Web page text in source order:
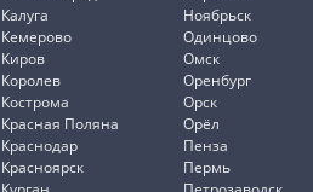
Калуга
Кемерово
Киров
Королев
Кострома
Красная Поляна
Краснодар
Красноярск
Ноябрьск
Одинцово
Омск
Оренбург
Орск
Орёл
Пенза
Пермь